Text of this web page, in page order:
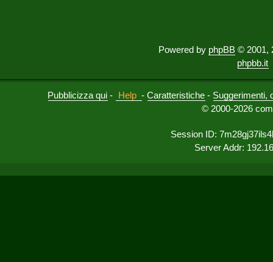
Powered by phpBB © 2001,
phpbb.it
Pubblicizza qui - Help -Caratteristiche - Suggerimenti,
© 2000-2026
Session ID:
Server Addr: